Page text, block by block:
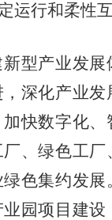
运行和柔性
型产业发展
深化产业发
加快数字化、
厂、绿色工厂
色集约发展
园项目建设